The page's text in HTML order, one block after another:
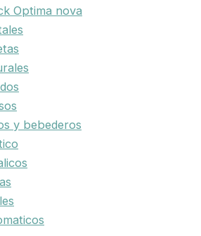
Optima nova
y bebederos